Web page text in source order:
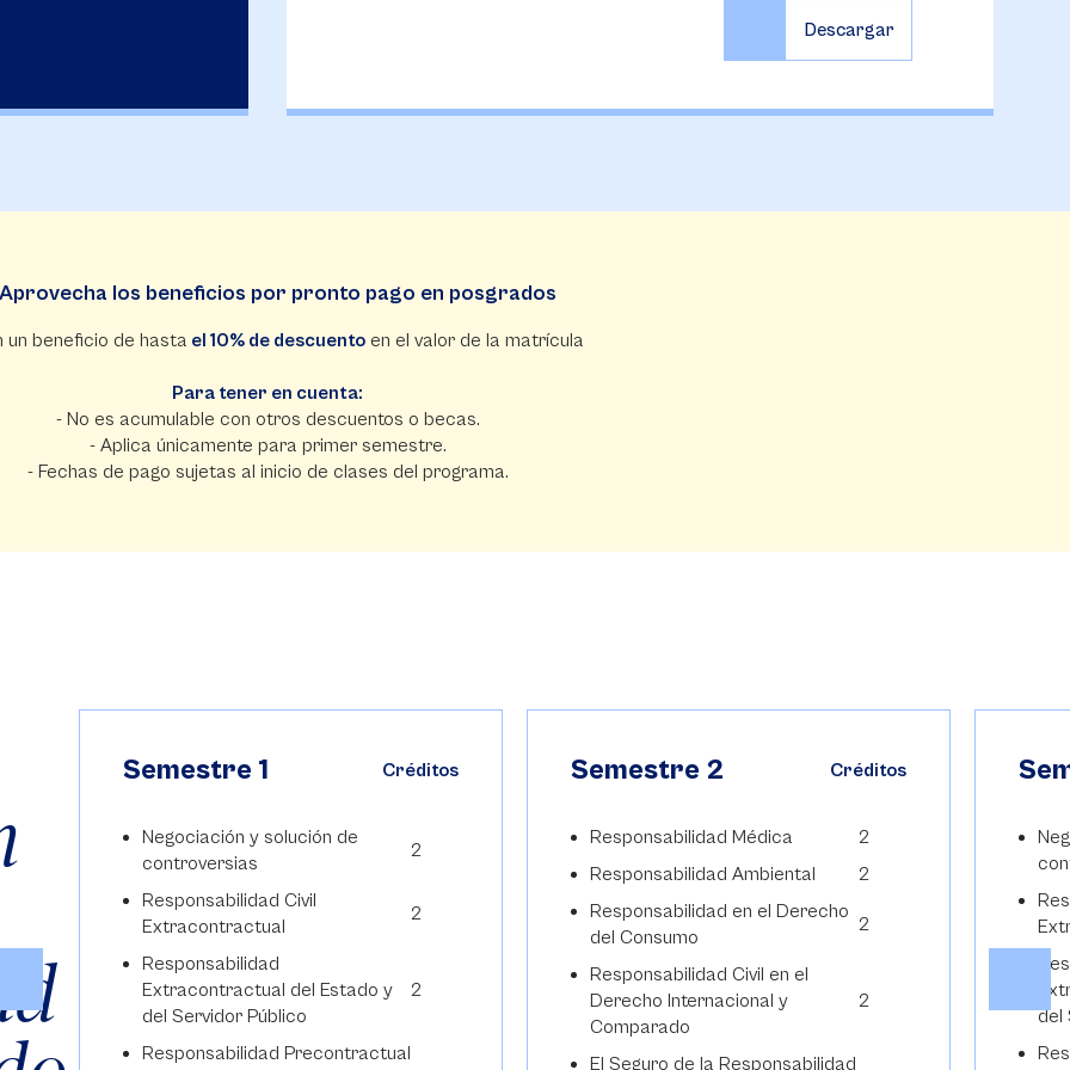
Aprovecha los beneficios por pronto pago en posgrados
un beneficio de hasta el 10% de descuentoen el valor de la matrícula
Para tener en cuenta:
- No es acumulable con otros descuentos o becas.
- Aplica únicamente para primer semestre.
- Fechas de pago sujetas al inicio de clases del programa.
Semestre 1 Créditos
Negociación y solución de
controversias
2
Responsabilidad Civil
Extracontractual
2
Responsabilidad
Extracontractual del Estado y
del Servidor Público
2
Responsabilidad Precontractual
Semestre 2 Créditos
Responsabilidad Médica
2
Responsabilidad Ambiental
2
Responsabilidad en el Derecho
del Consumo
2
Responsabilidad Civil en el
Derecho Internacional y
Comparado
2
El Seguro de la Responsabilidad
del